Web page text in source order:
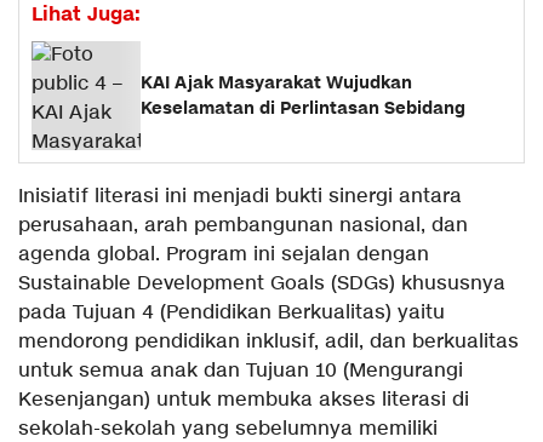
Lihat Juga:
KAI Ajak Masyarakat Wujudkan
Keselamatan di Perlintasan Sebidang
Inisiatif literasi ini menjadi bukti sinergi antara
perusahaan, arah pembangunan nasional, dan
agenda global. Program ini sejalan dengan
Sustainable Development Goals (SDGs) khususnya
pada Tujuan 4 (Pendidikan Berkualitas) yaitu
mendorong pendidikan inklusif, adil, dan berkualitas
untuk semua anak dan Tujuan 10 (Mengurangi
Kesenjangan) untuk membuka akses literasi di
sekolah-sekolah yang sebelumnya memiliki